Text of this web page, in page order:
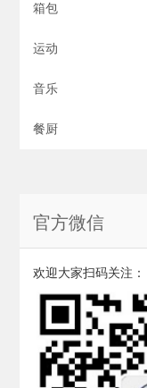
箱包
运动
音乐
餐厨
官方微信
欢迎大家扫码关注：